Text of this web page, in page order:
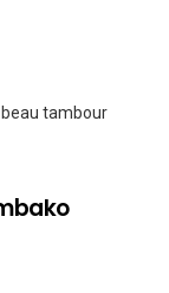
tambour